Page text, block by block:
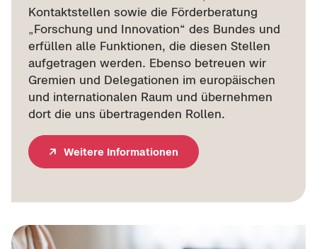
Kon­takt­stel­len sowie die För­der­be­ra­tung
„For­schung und In­no­va­ti­on“ des Bun­des und
er­fül­len alle Funk­tio­nen, die die­sen Stel­len
auf­ge­tra­gen wer­den. Eben­so be­treu­en wir
Gre­mi­en und De­le­ga­tio­nen im eu­ro­päi­schen
und in­ter­na­tio­na­len Raum und über­neh­men
dort die uns über­tra­gen­den Rol­len.
Wei­te­re In­for­ma­tio­nen